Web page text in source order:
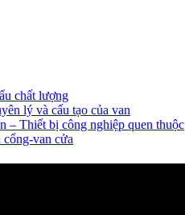
chất lượng
lý và cấu tạo của van
– Thiết bị công nghiệp quen thuộc
van cửa